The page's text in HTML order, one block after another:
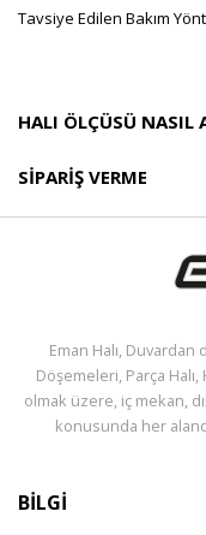
Tavsiye Edilen Bakım
HALI ÖLÇÜSÜ NASIL
SIPARIŞ VERME
Eman Halı, Duvardan
Döşemeleri, Parça
olmak üzere, iç mekan,
konusunda her
BİLGİ